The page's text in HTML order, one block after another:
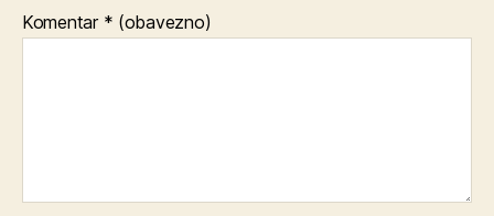
Komentar * (obavezno)